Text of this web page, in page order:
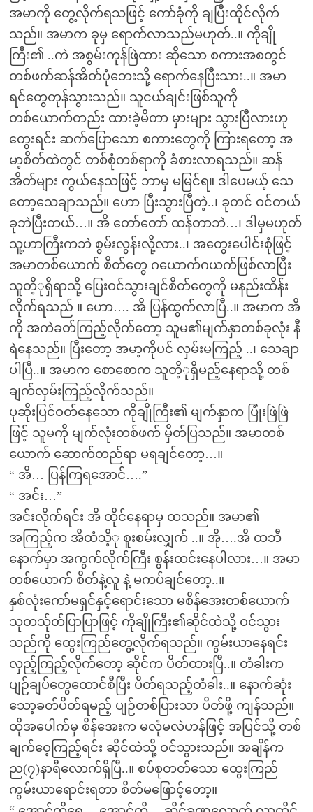
အမာကို တွေ့လိုက်ရသဖြင့် ကော်ခုံကို ချပြီးထိုင်လိုက်
သည်။ အမာက ခုမှ ရောက်လာသည်မဟုတ်..။ ကိုချို
ကြီး၏ ..ကဲ အစွမ်းကုန်ဖြဲထား ဆိုသော စကားအစတွင်
တစ်ဖက်ဆန်အိတ်ပုံဘေးသို့ ရောက်နေပြီးသား..။ အမာ
ရင်တွေတုန်သွားသည်။ သူငယ်ချင်းဖြစ်သူကို
တစ်ယောက်တည်း ထားခဲ့မိတာ မှားများ သွားပြီလားဟု
တွေးရင်း ဆက်ပြောသော စကားတွေကို ကြားရတော့ အ
မာ့စိတ်ထဲတွင် တစ်စုံတစ်ရာကို ခံစားလာရသည်။ ဆန်
အိတ်များ ကွယ်နေသဖြင့် ဘာမှ မမြင်ရ။ ဒါပေမယ့် သေ
တော့သေချာသည်။ ဟော ပြီးသွားပြီတဲ့..၊ ခုတင် ဝင်တယ်
ခုဘဲပြီးတယ်…။ အိ တော်တော် ထန်တာဘဲ…၊ ဒါမှမဟုတ်
သူ့ဟာကြီးကဘဲ စွမ်းလွန်းလို့လား..၊ အတွေးပေါင်းစုံဖြင့်
အမာတစ်ယောက် စိတ်တွေ ဂယောက်ဂယက်ဖြစ်လာပြီး
သူတိ့ုရှိရာသို့ ပြေးဝင်သွားချင်စိတ်တွေကို မနည်းထိန်း
လိုက်ရသည် ။ ဟော…. အိ ပြန်ထွက်လာပြီ..။ အမာက အိ
ကို အကဲခတ်ကြည့်လိုက်တော့ သူမ၏မျက်နှာတစ်ခုလုံး နီ
ရဲနေသည်။ ပြီးတော့ အမာ့ကိုပင် လှမ်းမကြည့် ..၊ သေချာ
ပါပြီ..။ အမာက စောစောက သူတိ့ုရှိမည့်နေရာသို့ တစ်
ချက်လှမ်းကြည့်လိုက်သည်။
ပုဆိုးပြင်ဝတ်နေသော ကိုချိုကြီး၏ မျက်နှာက ပြုံးဖြဲဖြဲ
ဖြင့် သူမကို မျက်လုံးတစ်ဖက် မှိတ်ပြသည်။ အမာတစ်
ယောက် ဆောက်တည်ရာ မရချင်တော့…။
“ အိ… ပြန်ကြရအောင်….”
“ အင်း…”
အင်းလိုက်ရင်း အိ ထိုင်နေရာမှ ထသည်။ အမာ၏
အကြည့်က အိထံသိ့ု စူးစမ်းလျှက် ..။ အို….အိ ထဘီ
နောက်မှာ အကွက်လိုက်ကြီး စွန်းထင်းနေပါလား…။ အမာ
တစ်ယောက် စိတ်နဲ့လူ နဲ့ မကပ်ချင်တော့..။
နှစ်လုံးကော်မရှင်နှင့်ရောင်းသော မစိန်အေးတစ်ယောက်
သုတသ်ုတ်ပြာပြာဖြင့် ကိုချိုကြီး၏ဆိုင်ထဲသို့ ဝင်သွား
သည်ကို ထွေးကြည်တွေ့လိုက်ရသည်။ ကွမ်းယာနေရင်း
လှည့်ကြည့်လိုက်တော့ ဆိုင်က ပိတ်ထားပြီ..။ တံခါးက
ပျဉ်ချပ်တွေထောင်စီပြီး ပိတ်ရသည့်တံခါး..။ နောက်ဆုံး
သော့ခတ်ပိတ်ရမည့် ပျဉ်တစ်ပြားသာ ပိတ်ဖို့ ကျန်သည်။
ထိုအပေါက်မှ စိန်အေးက မလုံမလဲဟန်ဖြင့် အပြင်သို့ တစ်
ချက်ဝေ့ကြည့်ရင်း ဆိုင်ထဲသို့ ဝင်သွားသည်။ အချိန်က
ည(၇)နာရီလောက်ရှိပြီ..။ စပ်စုတတ်သော ထွေးကြည်
ကွမ်းယာရောင်းရတာ စိတ်မဖြောင့်တော့။